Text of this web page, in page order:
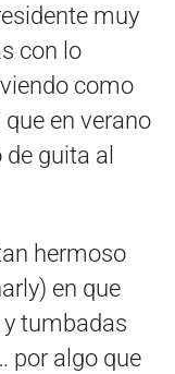
muy
con lo
como
en verano
guita al
hermoso
en que
y tumbadas
por algo que